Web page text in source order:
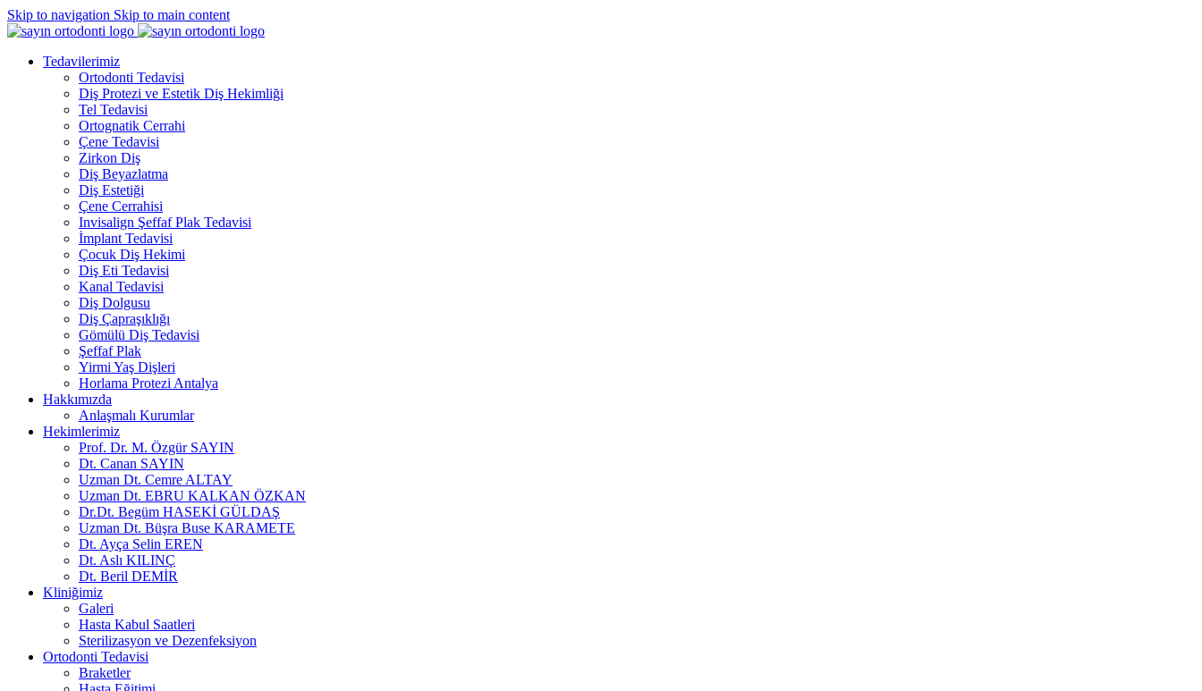
Skip to navigation Skip to main content
Tedavilerimiz
Ortodonti Tedavisi
Diş Protezi ve Estetik Diş Hekimliği
Tel Tedavisi
Ortognatik Cerrahi
Çene Tedavisi
Zirkon Diş
Diş Beyazlatma
Diş Estetiği
Çene Cerrahisi
Invisalign Şeffaf Plak Tedavisi
İmplant Tedavisi
Çocuk Diş Hekimi
Diş Eti Tedavisi
Kanal Tedavisi
Diş Dolgusu
Diş Çapraşıklığı
Gömülü Diş Tedavisi
Şeffaf Plak
Yirmi Yaş Dişleri
Horlama Protezi Antalya
Hakkımızda
Anlaşmalı Kurumlar
Hekimlerimiz
Prof. Dr. M. Özgür SAYIN
Dt. Canan SAYIN
Uzman Dt. Cemre ALTAY
Uzman Dt. EBRU KALKAN ÖZKAN
Dr.Dt. Begüm HASEKİ GÜLDAŞ
Uzman Dt. Büşra Buse KARAMETE
Dt. Ayça Selin EREN
Dt. Aslı KILINÇ
Dt. Beril DEMİR
Kliniğimiz
Galeri
Hasta Kabul Saatleri
Sterilizasyon ve Dezenfeksiyon
Ortodonti Tedavisi
Braketler